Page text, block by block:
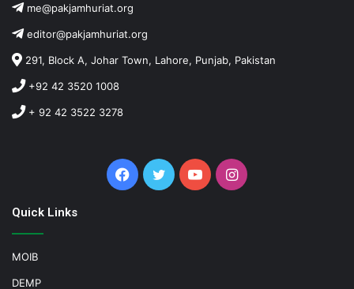
me@pakjamhuriat.org
editor@pakjamhuriat.org
291, Block A, Johar Town, Lahore, Punjab, Pakistan
+92 42 3520 1008
+ 92 42 3522 3278
Facebook
TwitterYouTubeInstagram
Quick Links
MOIB
DEMP